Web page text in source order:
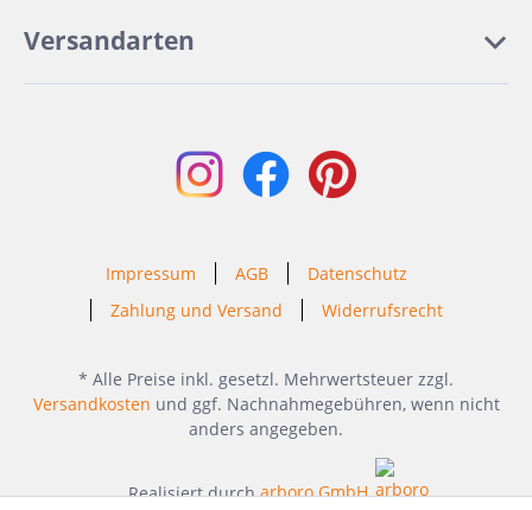
Versandarten
Impressum AGB
Datenschutz
Zahlung und Versand
Widerrufsrecht
* Alle Preise inkl. gesetzl. Mehrwertsteuer zzgl.
Versandkosten und ggf. Nachnahmegebühren, wenn nicht
anders angegeben.
Realisiert durcharboro GmbH